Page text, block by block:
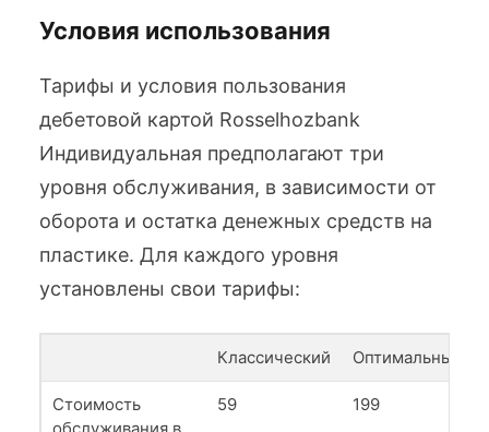
Условия использования
Тарифы и условия пользования
дебетовой картой Rosselhozbank
Индивидуальная предполагают три
уровня обслуживания, в зависимости от
оборота и остатка денежных средств на
пластике. Для каждого уровня
установлены свои тарифы:
Классический Оптимальный
Стоимость
59 199